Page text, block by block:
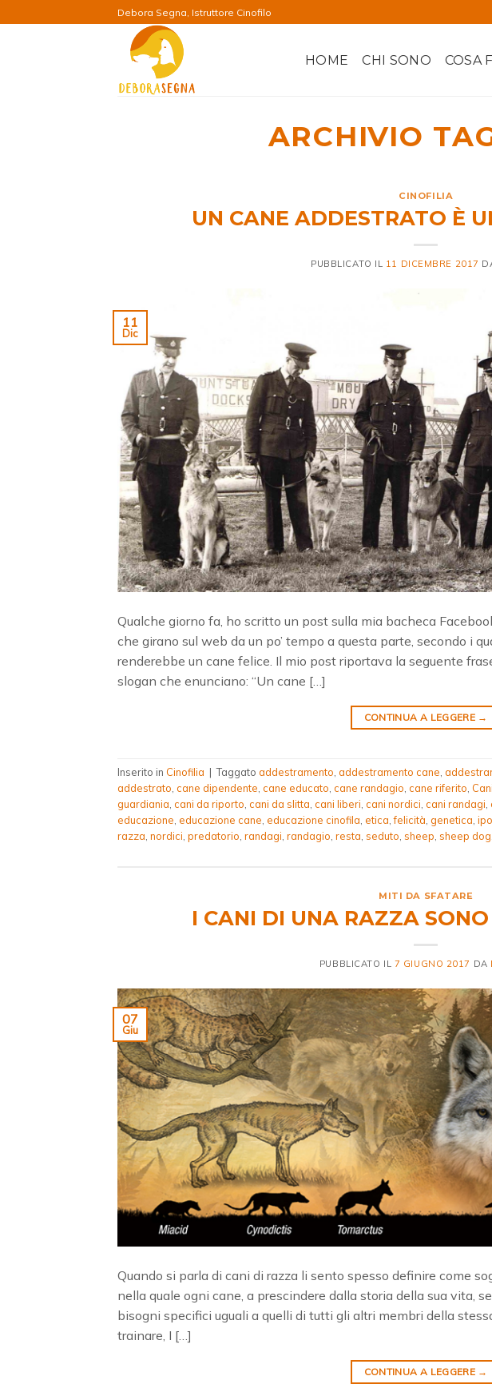
ai
Debora Segna, Istruttore Cinofilo
HOME CHI SONO COSA
ARCHIVIO
CINOFILIA
UN CANE ADDESTRATO È
PUBBLICATO IL 11 DICEMBRE 2017
11
Dic
Qualche giorno fa, ho scritto un post sulla mia bacheca
che girano sul web da un po’ tempo a questa parte, secondo i
renderebbe un cane felice. Il mio post riportava la seguente
slogan che enunciano: “Un cane […]
CONTINUA A LEGGERE →
Inserito in Cinofilia | Taggato addestramento addestramento cane
addestrato cane dipendente cane educato cane randagio cane riferito Cani
guardiania cani da riporto cani da slitta cani liberi cani nordici cani randagi
educazione educazione cane educazione cinofila etica ,felicità genetica ipo
razza nordici predatorio randagi randagio resta seduto sheep sheep dog
MITI DA SFATARE
I CANI DI UNA RAZZA
PUBBLICATO IL 7 GIUGNO 2017 DA
07
Giu
Quando si parla di cani di razza li sento spesso definire come
nella quale ogni cane, a prescindere dalla storia della sua vita,
bisogni specifici uguali a quelli di tutti gli altri membri della
trainare, I […]
CONTINUA A LEGGERE →